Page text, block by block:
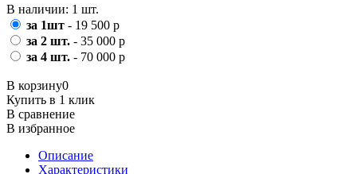
В наличии: 1 шт.
за 1шт - 19 500 р
за 2 шт. - 35 000 р
за 4 шт. - 70 000 р
В корзину0
Купить в 1 клик
В сравнение
В избранное
Описание
Характеристики